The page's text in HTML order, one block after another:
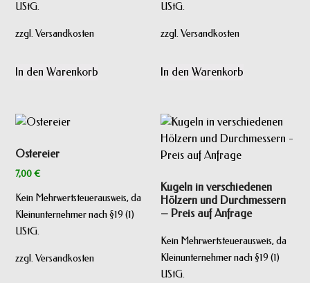
UStG.
zzgl. Versandkosten
In den Warenkorb
UStG.
zzgl. Versandkosten
In den Warenkorb
Ostereier
7,00€
Kein Mehrwertsteuerausweis, da
Kleinunternehmer nach §19 (1)
UStG.
zzgl. Versandkosten
Kugeln in verschiedenen
Hölzern und Durchmessern
– Preis auf Anfrage
Kein Mehrwertsteuerausweis, da
Kleinunternehmer nach §19 (1)
UStG.